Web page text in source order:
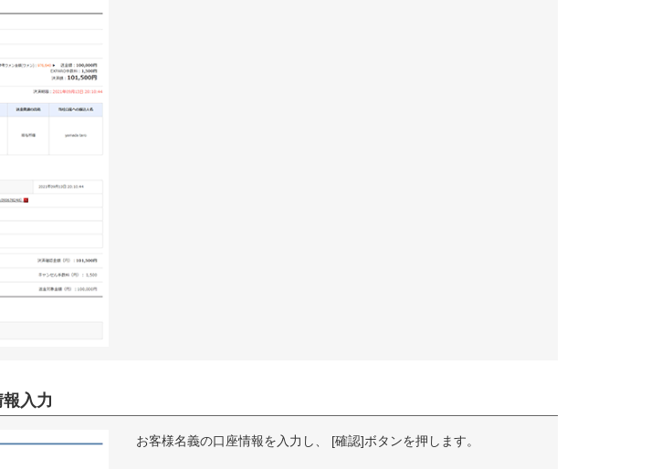
入力
お客様名義の口座情報を入力し、 [確認]ボタンを押します。